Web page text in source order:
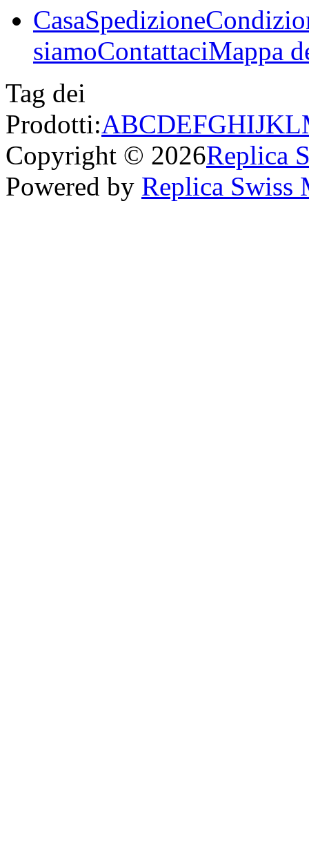
CasaSpedizione
siamoContattaciMappa
Tag dei
Prodotti:ABCDEFGHIJKL
Copyright © 2026Replica
Powered by Replica Swiss